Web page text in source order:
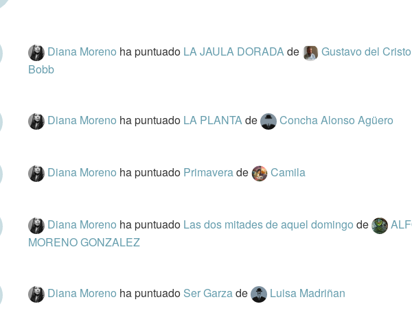
Diana Moreno ha puntuado LA JAULA DORADAde
Gustavo del
Bobb
Diana Moreno ha puntuado LA PLANTAde Concha Alonso Agüero
Diana Moreno ha puntuado Primaverade Camila
Diana Moreno ha puntuado Las dos mitades de aquel domingo de
MORENO GONZALEZ
Diana Moreno ha puntuado Ser Garzade Luisa Madriñan